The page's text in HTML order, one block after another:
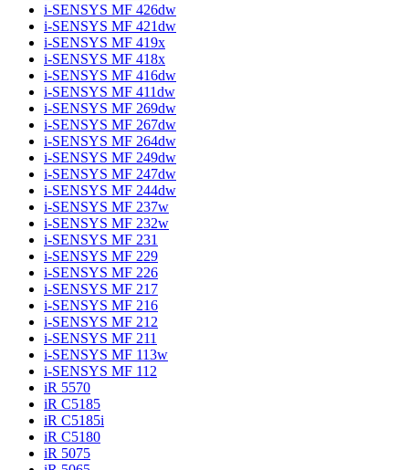
i-SENSYS MF 426dw
i-SENSYS MF 421dw
i-SENSYS MF 419x
i-SENSYS MF 418x
i-SENSYS MF 416dw
i-SENSYS MF 411dw
i-SENSYS MF 269dw
i-SENSYS MF 267dw
i-SENSYS MF 264dw
i-SENSYS MF 249dw
i-SENSYS MF 247dw
i-SENSYS MF 244dw
i-SENSYS MF 237w
i-SENSYS MF 232w
i-SENSYS MF 231
i-SENSYS MF 229
i-SENSYS MF 226
i-SENSYS MF 217
i-SENSYS MF 216
i-SENSYS MF 212
i-SENSYS MF 211
i-SENSYS MF 113w
i-SENSYS MF 112
iR 5570
iR C5185
iR C5185i
iR C5180
iR 5075